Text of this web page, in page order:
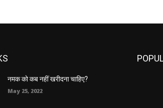
नमक को कब नहीं खरीदना चाहिए?
May 25, 2022